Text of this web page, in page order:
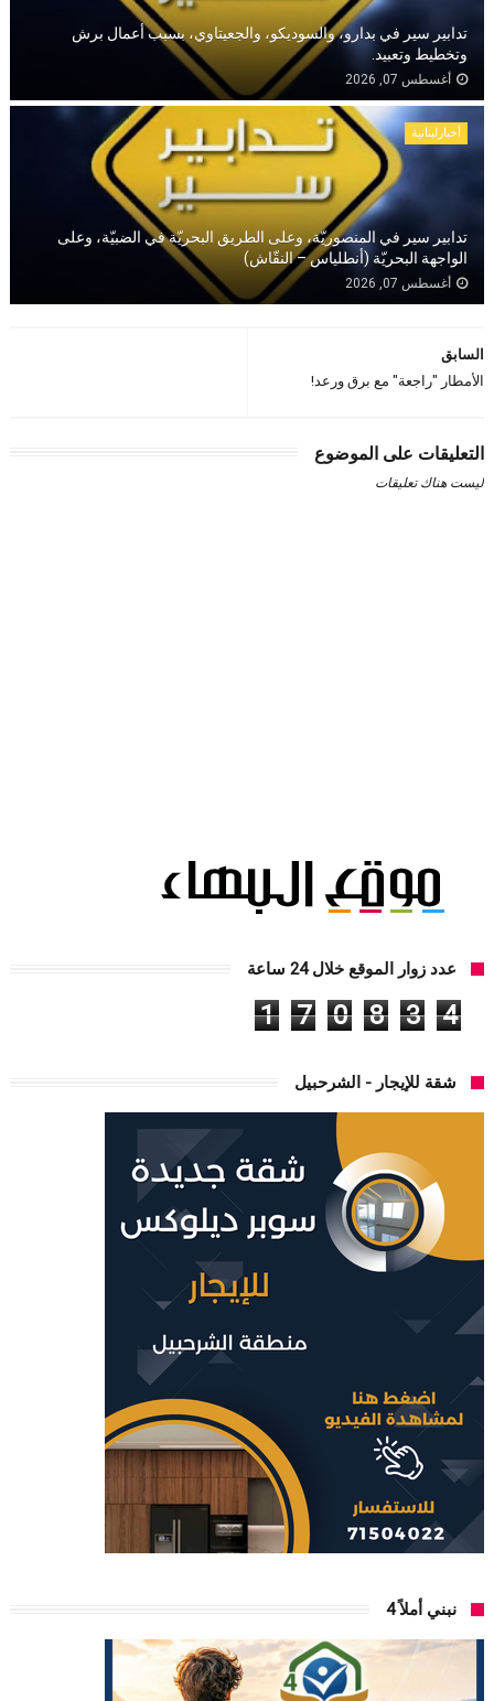
تدابير سير في بدارو، والسوديكو، والجعيتاوي، بسبب أعمال برش
وتخطيط وتعبيد.
أغسطس 07, 2026
أخبارلبنانية
تدابير سير في المنصوريّة، وعلى الطريق البحريّة في الضبيّة، وعلى
الواجهة البحريّة (أنطلياس – النقّاش)
أغسطس 07, 2026
السابق
الأمطار "راجعة" مع برق ورعد!
التعليقات على الموضوع
ليست هناك تعليقات
عدد زوار الموقع خلال 24 ساعة
1 7 0 8 3 4
شقة للإيجار - الشرحبيل
نبني أملاً 4